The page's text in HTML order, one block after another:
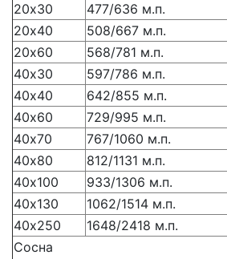
20х30
477/636 м.п.
20х40
508/667 м.п.
20х60
568/781 м.п.
40х30
597/786 м.п.
40х40
642/855 м.п.
40х60
729/995 м.п.
40х70
767/1060 м.п.
40х80
812/1131 м.п.
40х100
933/1306 м.п.
40х130
1062/1514 м.п.
40х250
1648/2418 м.п.
Сосна